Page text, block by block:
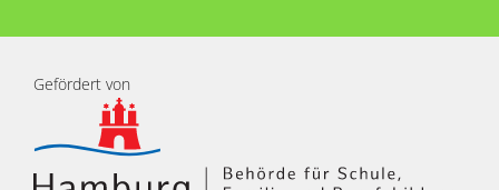
Gefördert von